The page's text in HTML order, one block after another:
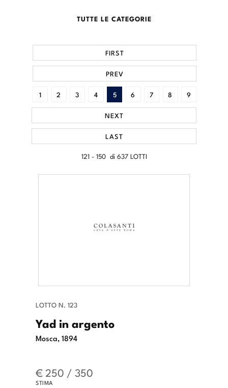
TUTTE LE CATEGORIE
121 - 150 di 637 LOTTI
FIRST
PREV
1 2 3 4 5 6 7 8 9
NEXT
LAST
LOTTO N. 123
Yad in argento
Mosca, 1894
€ 250 / 350
STIMA